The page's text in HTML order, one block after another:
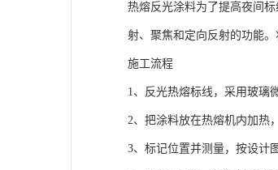
热熔反光涂料为了提高夜间
射、聚焦和定向反射的功能
施工流程
1、反光热熔标线，采用玻璃
2、把涂料放在热熔机内加热
3、标记位置并测量，按设计